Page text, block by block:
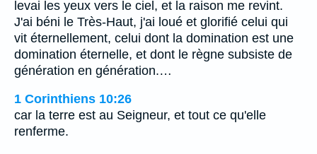
levai les yeux vers le ciel, et la raison me revint.
J'ai béni le Très-Haut, j'ai loué et glorifié celui qui
vit éternellement, celui dont la domination est une
domination éternelle, et dont le règne subsiste de
génération en génération.…
1 Corinthiens 10:26
car la terre est au Seigneur, et tout ce qu'elle
renferme.